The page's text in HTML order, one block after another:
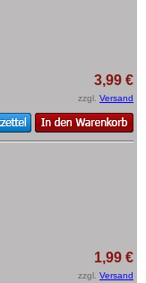
3,99 €
zzgl. Versand
1,99 €
zzgl. Versand